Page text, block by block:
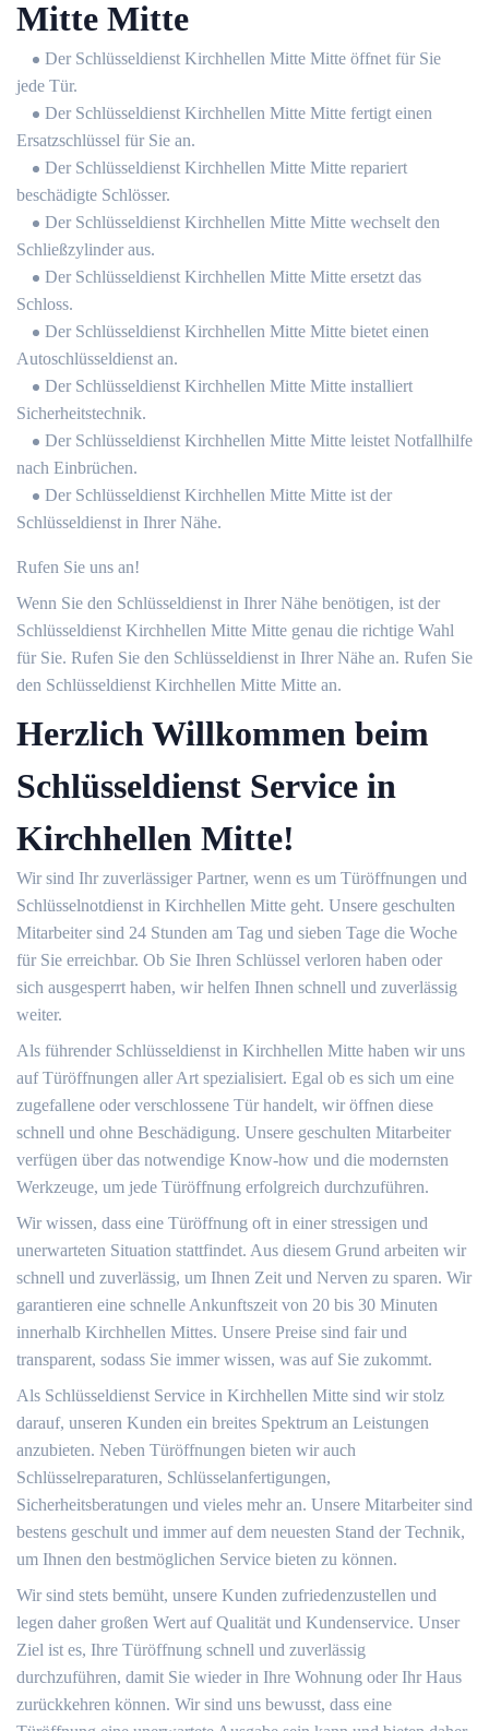
Mitte Mitte
Der Schlüsseldienst Kirchhellen Mitte Mitte öffnet für Sie
jede Tür.
Der Schlüsseldienst Kirchhellen Mitte Mitte fertigt einen
Ersatzschlüssel für Sie an.
Der Schlüsseldienst Kirchhellen Mitte Mitte repariert
beschädigte Schlösser.
Der Schlüsseldienst Kirchhellen Mitte Mitte wechselt den
Schließzylinder aus.
Der Schlüsseldienst Kirchhellen Mitte Mitte ersetzt das
Schloss.
Der Schlüsseldienst Kirchhellen Mitte Mitte bietet einen
Autoschlüsseldienst an.
Der Schlüsseldienst Kirchhellen Mitte Mitte installiert
Sicherheitstechnik.
Der Schlüsseldienst Kirchhellen Mitte Mitte leistet Notfallhilfe
nach Einbrüchen.
Der Schlüsseldienst Kirchhellen Mitte Mitte ist der
Schlüsseldienst in Ihrer Nähe.
Rufen Sie uns an!
Wenn Sie den Schlüsseldienst in Ihrer Nähe benötigen, ist der
Schlüsseldienst Kirchhellen Mitte Mitte genau die richtige Wahl
für Sie. Rufen Sie den Schlüsseldienst in Ihrer Nähe an. Rufen Sie
den Schlüsseldienst Kirchhellen Mitte Mitte an.
Herzlich Willkommen beim
Schlüsseldienst Service in
Kirchhellen Mitte!
Wir sind Ihr zuverlässiger Partner, wenn es um Türöffnungen und
Schlüsselnotdienst in Kirchhellen Mitte geht. Unsere geschulten
Mitarbeiter sind 24 Stunden am Tag und sieben Tage die Woche
für Sie erreichbar. Ob Sie Ihren Schlüssel verloren haben oder
sich ausgesperrt haben, wir helfen Ihnen schnell und zuverlässig
weiter.
Als führender Schlüsseldienst in Kirchhellen Mitte haben wir uns
auf Türöffnungen aller Art spezialisiert. Egal ob es sich um eine
zugefallene oder verschlossene Tür handelt, wir öffnen diese
schnell und ohne Beschädigung. Unsere geschulten Mitarbeiter
verfügen über das notwendige Know-how und die modernsten
Werkzeuge, um jede Türöffnung erfolgreich durchzuführen.
Wir wissen, dass eine Türöffnung oft in einer stressigen und
unerwarteten Situation stattfindet. Aus diesem Grund arbeiten wir
schnell und zuverlässig, um Ihnen Zeit und Nerven zu sparen. Wir
garantieren eine schnelle Ankunftszeit von 20 bis 30 Minuten
innerhalb Kirchhellen Mittes. Unsere Preise sind fair und
transparent, sodass Sie immer wissen, was auf Sie zukommt.
Als Schlüsseldienst Service in Kirchhellen Mitte sind wir stolz
darauf, unseren Kunden ein breites Spektrum an Leistungen
anzubieten. Neben Türöffnungen bieten wir auch
Schlüsselreparaturen, Schlüsselanfertigungen,
Sicherheitsberatungen und vieles mehr an. Unsere Mitarbeiter sind
bestens geschult und immer auf dem neuesten Stand der Technik,
um Ihnen den bestmöglichen Service bieten zu können.
Wir sind stets bemüht, unsere Kunden zufriedenzustellen und
legen daher großen Wert auf Qualität und Kundenservice. Unser
Ziel ist es, Ihre Türöffnung schnell und zuverlässig
durchzuführen, damit Sie wieder in Ihre Wohnung oder Ihr Haus
zurückkehren können. Wir sind uns bewusst, dass eine